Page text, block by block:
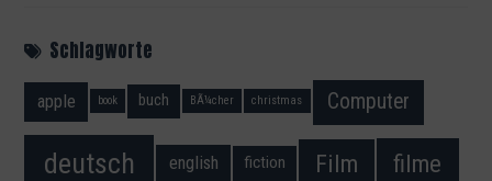
Schlagworte
apple book buch BÃ¼cher christmas Computer
deutsch english fiction Film filme